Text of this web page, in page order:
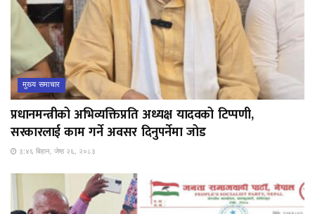
मुख्य समाचार
प्रधानमन्त्रीको अभिव्यक्तिप्रति अध्यक्ष यादवको टिप्पणी,
सरकारलाई काम गर्ने अवसर दिनुपर्नेमा जोड
३:४६ बिहान, जेष्ठ २६, २०८३